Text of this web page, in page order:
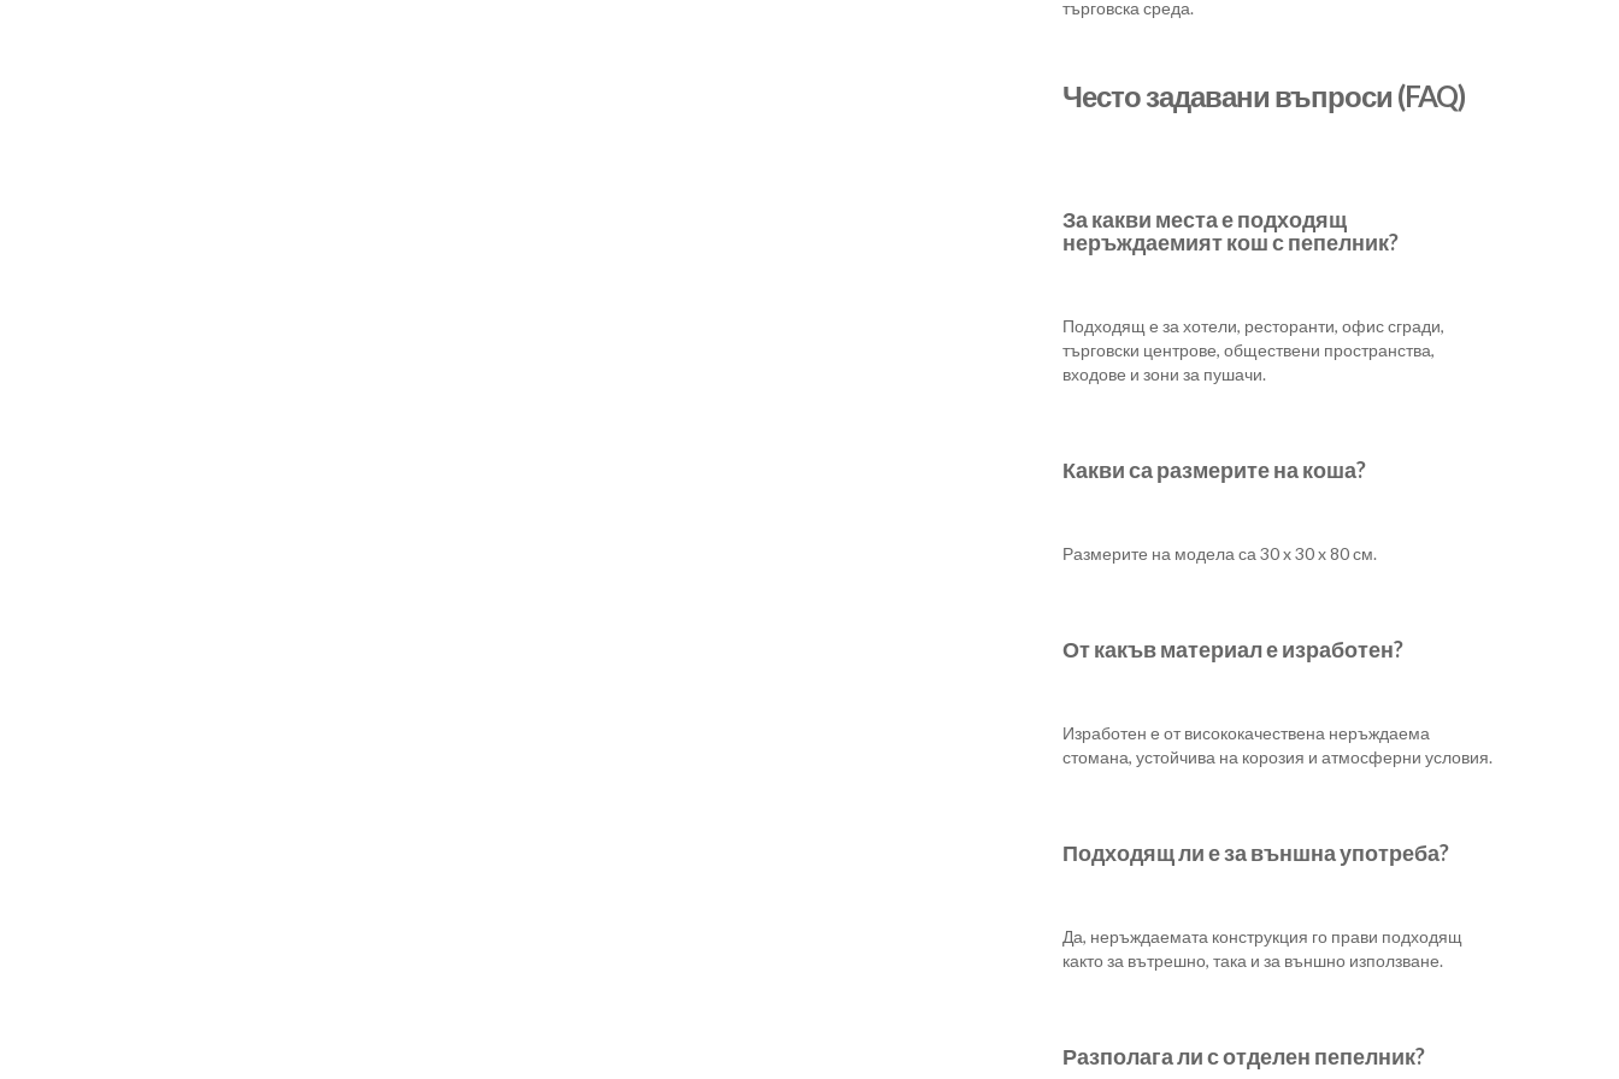
търговска среда.
Често задавани въпроси (FAQ)
За какви места е подходящ
неръждаемият кош с пепелник?
Подходящ е за хотели, ресторанти, офис сгради,
търговски центрове, обществени пространства,
входове и зони за пушачи.
Какви са размерите на коша?
Размерите на модела са 30 x 30 x 80 см.
От какъв материал е изработен?
Изработен е от висококачествена неръждаема
стомана, устойчива на корозия и атмосферни условия.
Подходящ ли е за външна употреба?
Да, неръждаемата конструкция го прави подходящ
както за вътрешно, така и за външно използване.
Разполага ли с отделен пепелник?